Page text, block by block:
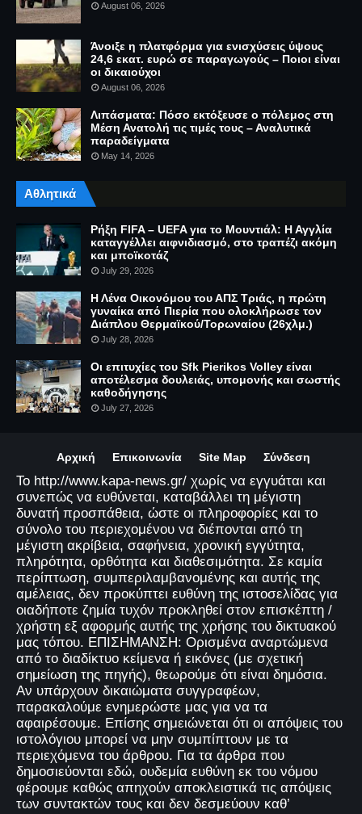
August 06, 2026
Άνοιξε η πλατφόρμα για ενισχύσεις ύψους
24,6 εκατ. ευρώ σε παραγωγούς – Ποιοι είναι
οι δικαιούχοι
August 06, 2026
Λιπάσματα: Πόσο εκτόξευσε ο πόλεμος στη
Μέση Ανατολή τις τιμές τους – Αναλυτικά
παραδείγματα
May 14, 2026
Αθλητικά
Ρήξη FIFA – UEFA για το Μουντιάλ: Η Αγγλία
καταγγέλλει αιφνιδιασμό, στο τραπέζι ακόμη
και μποϊκοτάζ
July 29, 2026
Η Λένα Οικονόμου του ΑΠΣ Τριάς, η πρώτη
γυναίκα από Πιερία που ολοκλήρωσε τον
Διάπλου Θερμαϊκού/Τορωναίου (26χλμ.)
July 28, 2026
Οι επιτυχίες του Sfk Pierikos Volley είναι
αποτέλεσμα δουλειάς, υπομονής και σωστής
καθοδήγησης
July 27, 2026
Αρχική Επικοινωνία Site Map Σύνδεση
Το http://www.kapa-news.gr/ χωρίς να εγγυάται και
συνεπώς να ευθύνεται, καταβάλλει τη μέγιστη
δυνατή προσπάθεια, ώστε οι πληροφορίες και το
σύνολο του περιεχομένου να διέπονται από τη
μέγιστη ακρίβεια, σαφήνεια, χρονική εγγύτητα,
πληρότητα, ορθότητα και διαθεσιμότητα. Σε καμία
περίπτωση, συμπεριλαμβανομένης και αυτής της
αμέλειας, δεν προκύπτει ευθύνη της ιστοσελίδας για
οιαδήποτε ζημία τυχόν προκληθεί στον επισκέπτη /
χρήστη εξ αφορμής αυτής της χρήσης του δικτυακού
μας τόπου. ΕΠΙΣΗΜΑΝΣΗ: Ορισμένα αναρτώμενα
από το διαδίκτυο κείμενα ή εικόνες (με σχετική
σημείωση της πηγής), θεωρούμε ότι είναι δημόσια.
Αν υπάρχουν δικαιώματα συγγραφέων,
παρακαλούμε ενημερώστε μας για να τα
αφαιρέσουμε. Επίσης σημειώνεται ότι οι απόψεις του
ιστολόγιου μπορεί να μην συμπίπτουν με τα
περιεχόμενα του άρθρου. Για τα άρθρα που
δημοσιεύονται εδώ, ουδεμία ευθύνη εκ του νόμου
φέρουμε καθώς απηχούν αποκλειστικά τις απόψεις
των συντακτών τους και δεν δεσμεύουν καθ’